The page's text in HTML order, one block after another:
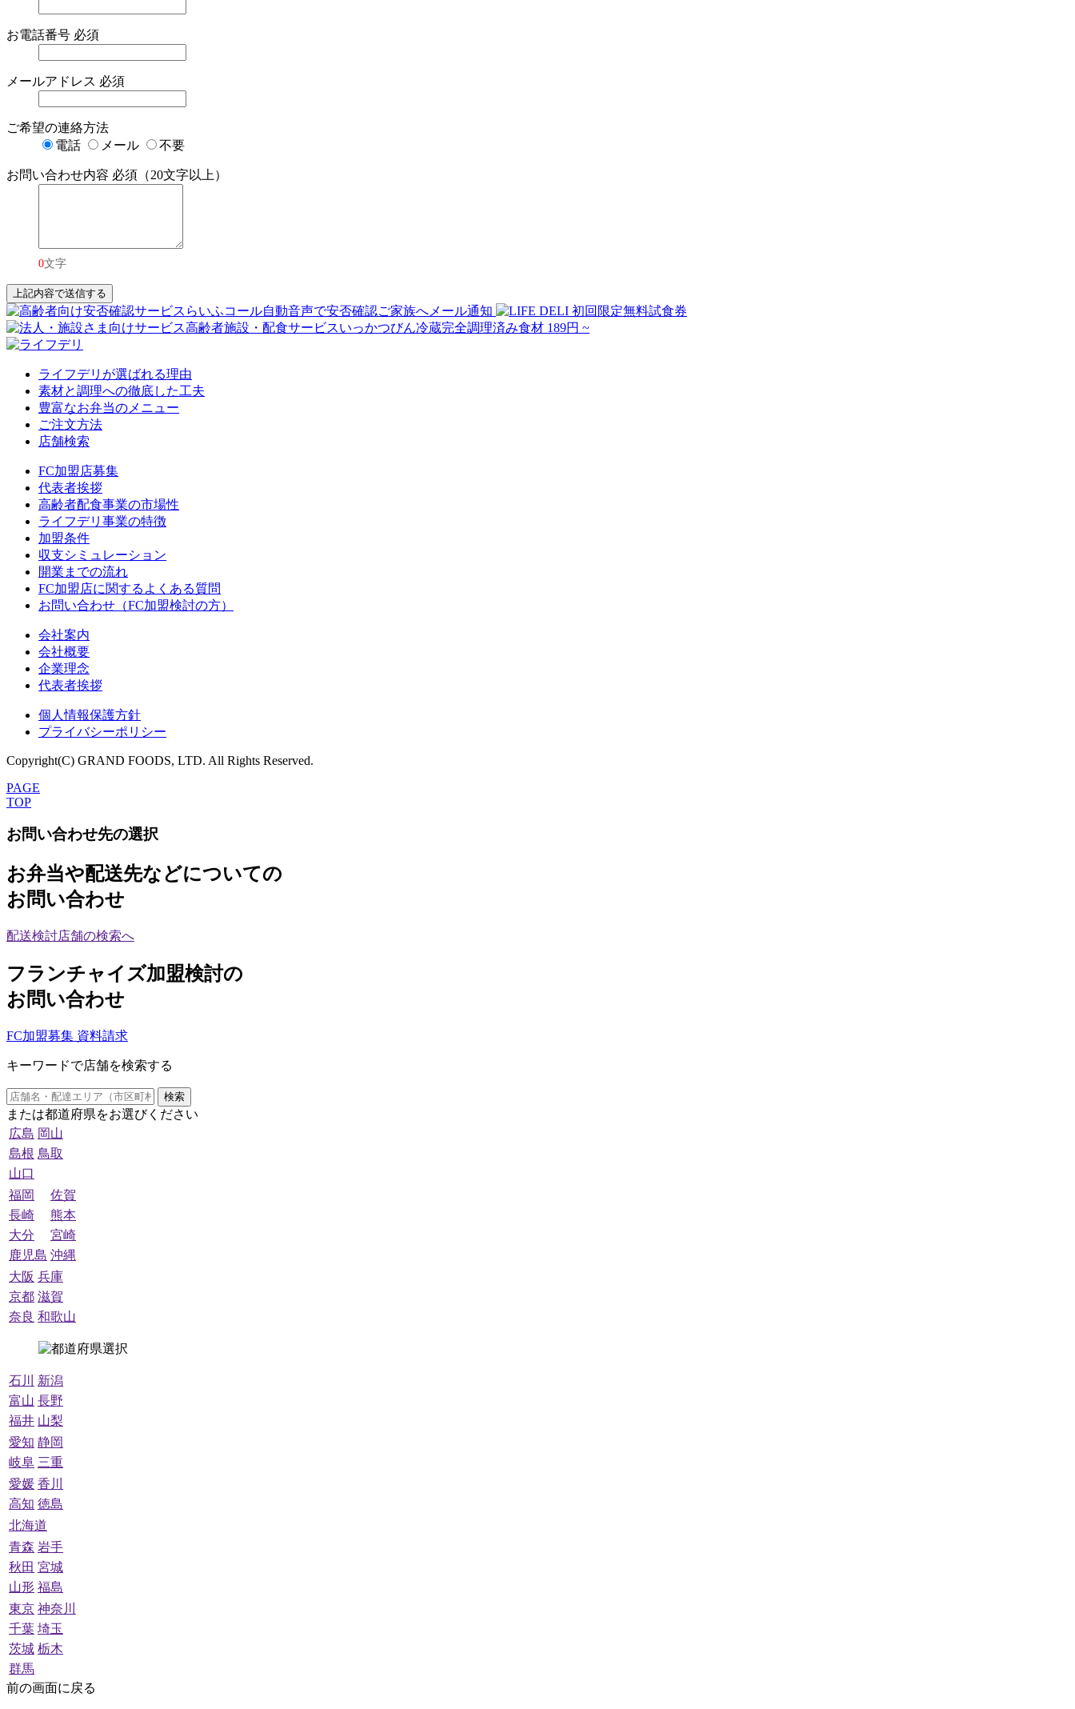
お電話番号 必須
メールアドレス 必須
ご希望の連絡方法
電話
メール 不要
お問い合わせ内容 必須（20文字以上）
0文字
上記内容で送信する
ライフデリが選ばれる理由
素材と調理への徹底した工夫
豊富なお弁当のメニュー
ご注文方法
店舗検索
FC加盟店募集
代表者挨拶
高齢者配食事業の市場性
ライフデリ事業の特徴
加盟条件
収支シミュレーション
開業までの流れ
FC加盟店に関するよくある質問
お問い合わせ（FC加盟検討の方）
会社案内
会社概要
企業理念
代表者挨拶
個人情報保護方針
プライバシーポリシー
Copyright(C) GRAND FOODS, LTD. All Rights Reserved.
PAGE
TOP
お問い合わせ先の選択
お弁当や配送先などについての
お問い合わせ
配送検討店舗の検索へ
フランチャイズ加盟検討の
お問い合わせ
FC加盟募集 資料請求
キーワードで店舗を検索する
検索
または都道府県をお選びください
広島 岡山
島根 鳥取
山口
福岡
佐賀
長崎
熊本
大分
宮崎
鹿児島 沖縄
大阪 兵庫
京都 滋賀
奈良 和歌山
石川
新潟
富山 長野
福井 山梨
愛知 静岡
岐阜 三重
愛媛 香川
高知 徳島
北海道
青森 岩手
秋田 宮城
山形 福島
東京 神奈川
千葉 埼玉
茨城 栃木
群馬
前の画面に戻る